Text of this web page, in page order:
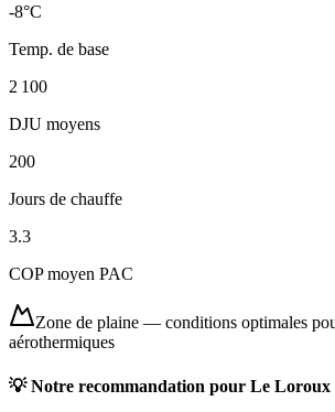
-8°C
Temp. de base
2 100
DJU moyens
200
Jours de chauffe
3.3
COP moyen PAC
Zone de plaine — conditions optimales
aérothermiques
💡 Notre recommandation pour Le Loroux